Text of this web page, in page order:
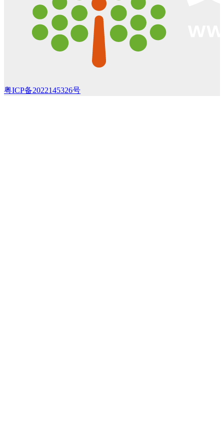
粤ICP备2022145326号